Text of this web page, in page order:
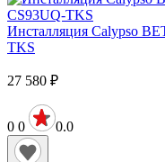
Инсталляция Calypso
TKS
27 580 ₽
0 0 0.0